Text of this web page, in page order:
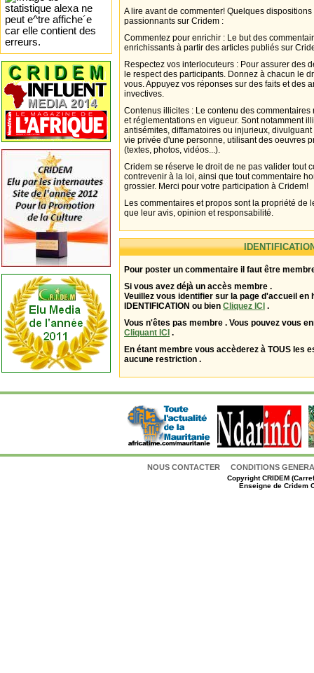
A lire avant de commenter! Quelques
passionnants sur Cridem :
Commentez pour enrichir : Le but des
enrichissants à partir des articles publiés sur
Respectez vos interlocuteurs : Pour assurer des
le respect des participants. Donnez à chacun le
vous. Appuyez vos réponses sur des faits et des
invectives.
Contenus illicites : Le contenu des
et réglementations en vigueur. Sont notamment
antisémites, diffamatoires ou injurieux,
vie privée d'une personne, utilisant des oeuvres
(textes, photos, vidéos...).
Cridem se réserve le droit de ne pas valider tout
contrevenir à la loi, ainsi que tout commentaire
grossier. Merci pour votre participation à Cridem!
Les commentaires et propos sont la propriété de
que leur avis, opinion et responsabilité.
Pour poster un commentaire il faut être
Si vous avez déjà un accès membre .
Veuillez vous identifier sur la page d'accueil en
IDENTIFICATION ou bien Cliquez ICI .
Vous n'êtes pas membre . Vous pouvez vous
Cliquant ICI .
En étant membre vous accèderez à TOUS les
aucune restriction .
NOUS CONTACTER CONDITIONS
CopyrightCRIDEM
Enseigne de Cridem